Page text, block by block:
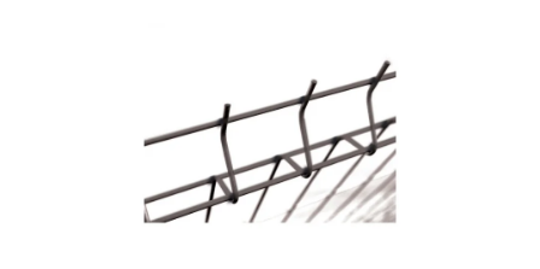
Prepravné a termín doručenia
Obchodné podmienky